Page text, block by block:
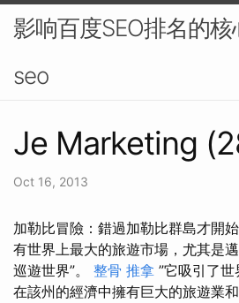
影响百度SEO排名的
seo
Je Marketing
Oct 16, 2013
加勒比冒險：錯過加勒比群島才開
有世界上最大的旅遊市場，尤其是
巡遊世界”。 整骨 推拿 ”它吸引了
在該州的經濟中擁有巨大的旅遊業